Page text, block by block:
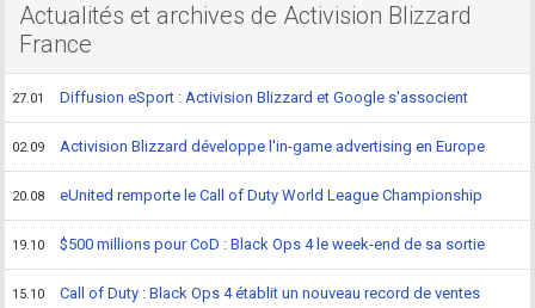
Actualités et archives de Activision Blizzard
France
27.01 Diffusion eSport : Activision Blizzard et Google s'associent
02.09 Activision Blizzard développe l'in-game advertising en Europe
20.08 eUnited remporte le Call of Duty World League Championship
19.10 $500 millions pour CoD : Black Ops 4 le week-end de sa sortie
15.10 Call of Duty : Black Ops 4 établit un nouveau record de ventes